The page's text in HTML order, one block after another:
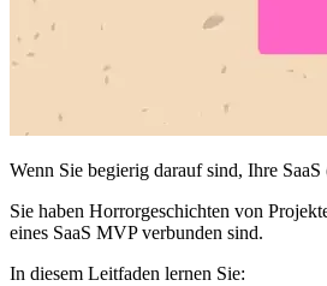
Wenn Sie begierig darauf sind, Ihre
Sie haben Horrorgeschichten von
eines SaaS MVP verbunden sind.
In diesem Leitfaden lernen Sie: